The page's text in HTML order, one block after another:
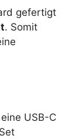
gefertigt
. Somit
USB-C